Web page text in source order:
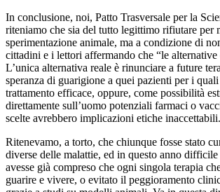
In conclusione, noi, Patto Trasversale per la
riteniamo che sia del tutto legittimo rifiutare per
sperimentazione animale, ma a condizione di
cittadini e i lettori affermando che “le alternative
L’unica alternativa reale è rinunciare a future
speranza di guarigione a quei pazienti per i
trattamento efficace, oppure, come possibilità
direttamente sull’uomo potenziali farmaci o
scelte avrebbero implicazioni etiche inaccettabili.
Ritenevamo, a torto, che chiunque fosse stato
diverse delle malattie, ed in questo anno
avesse già compreso che ogni singola terapia
guarire e vivere, o evitato il peggioramento